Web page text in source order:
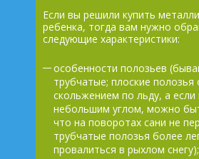
Если вы решили купить
ребенка, тогда вам нужно
следующие характеристики:
особенности полозьев
трубчатые; плоские
скольжением по льду, а
небольшим углом, можно
что на поворотах сани не
трубчатые полозья более
провалиться в рыхлом снегу);